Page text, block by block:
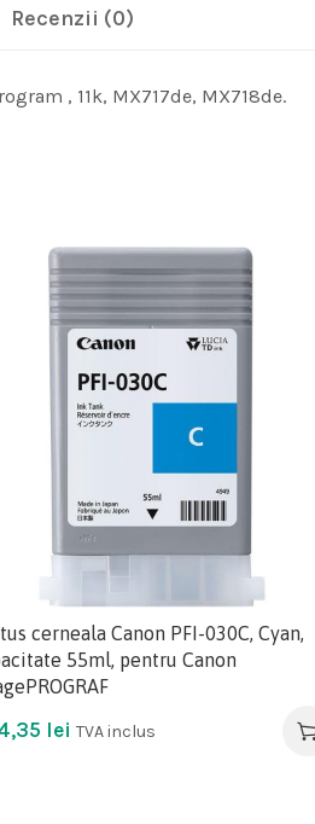
Recenzii (0)
, 11k, MX717de, MX718de.
cerneala Canon PFI-030C, Cyan,
55ml, pentru Canon
lei TVA inclus